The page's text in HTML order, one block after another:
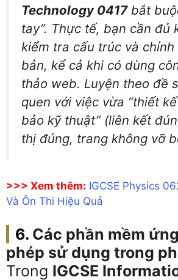
Technology 0417bắt
tay”. Thực tế, bạn cần đủ
kiểm tra cấu trúc và
bản, kể cả khi có dùng
thảo web. Luyện theo đề
quen với việc vừa “thiết
bảo kỹ thuật” (liên kết
thị đúng, trang không vỡ
>>> Xem thêm: IGCSE Physics
Và Ôn Thi Hiệu Quả
Các phần mềm
phép sử dụng trong
Trong IGCSE